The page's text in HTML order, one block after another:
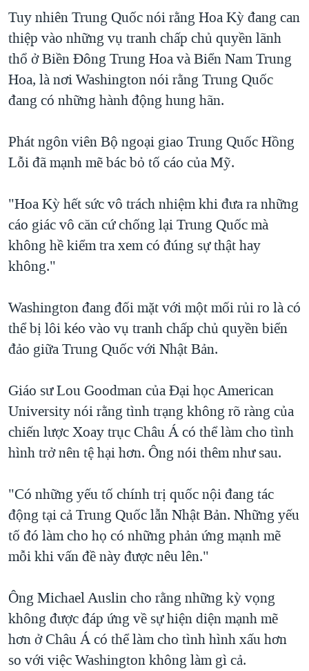
Tuy nhiên Trung Quốc nói rằng Hoa Kỳ đang can
thiệp vào những vụ tranh chấp chủ quyền lãnh
thổ ở Biền Đông Trung Hoa và Biển Nam Trung
Hoa, là nơi Washington nói rằng Trung Quốc
đang có những hành động hung hãn.
Phát ngôn viên Bộ ngoại giao Trung Quốc Hồng
Lỗi đã mạnh mẽ bác bỏ tố cáo của Mỹ.
"Hoa Kỳ hết sức vô trách nhiệm khi đưa ra những
cáo giác vô căn cứ chống lại Trung Quốc mà
không hề kiểm tra xem có đúng sự thật hay
không."
Washington đang đối mặt với một mối rủi ro là có
thể bị lôi kéo vào vụ tranh chấp chủ quyền biển
đảo giữa Trung Quốc với Nhật Bản.
Giáo sư Lou Goodman của Đại học American
University nói rằng tình trạng không rõ ràng của
chiến lược Xoay trục Châu Á có thể làm cho tình
hình trở nên tệ hại hơn. Ông nói thêm như sau.
"Có những yếu tố chính trị quốc nội đang tác
động tại cả Trung Quốc lẫn Nhật Bản. Những yếu
tố đó làm cho họ có những phản ứng mạnh mẽ
mỗi khi vấn đề này được nêu lên."
Ông Michael Auslin cho rằng những kỳ vọng
không được đáp ứng về sự hiện diện mạnh mẽ
hơn ở Châu Á có thể làm cho tình hình xấu hơn
so với việc Washington không làm gì cả.